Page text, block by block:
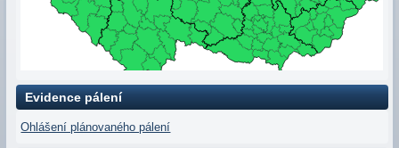
Evidence pálení
Ohlášení plánovaného pálení